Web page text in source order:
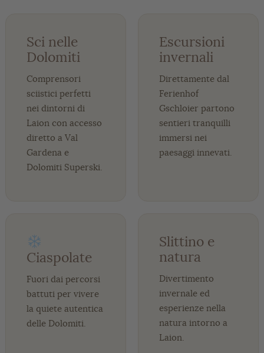
Sci nelle
Dolomiti
Comprensori
sciistici perfetti
nei dintorni di
Laion con accesso
diretto a Val
Gardena e
Dolomiti Superski.
Escursioni
invernali
Direttamente dal
Ferienhof
Gschloier partono
sentieri tranquilli
immersi nei
paesaggi innevati.
Ciaspolate
Fuori dai percorsi
battuti per vivere
la quiete autentica
delle Dolomiti.
Slittino e
natura
Divertimento
invernale ed
esperienze nella
natura intorno a
Laion.